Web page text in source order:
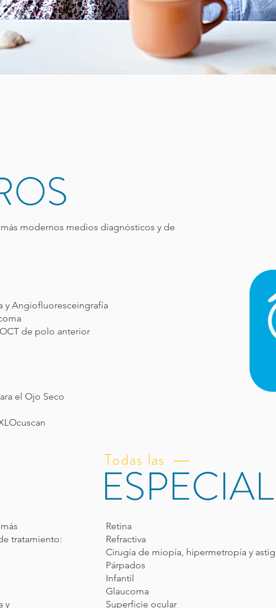
modernos medios diagnósticos y de
y Angiofluoresceingrafía
de polo anterior
el Ojo Seco
tratamiento:
y
Todas las —
Retina
Refractiva
Cirugía de miopía, hipermetropía y
Párpados
Infantil
Glaucoma
Superficie ocular